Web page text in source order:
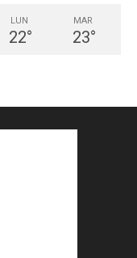
LUN
22°
MAR
23°